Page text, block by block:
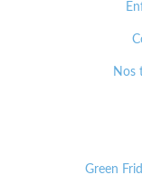
Nos
Green